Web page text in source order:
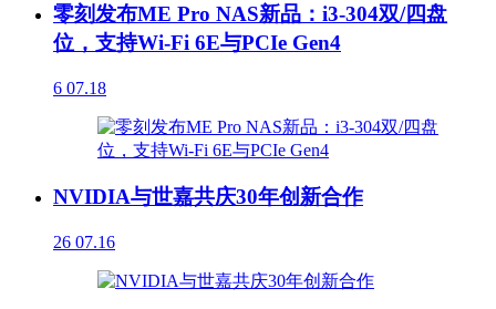
零刻发布ME Pro NAS新品：i3-304双/四盘
位，支持Wi-Fi 6E与PCIe Gen4
6 07.18
NVIDIA与世嘉共庆30年创新合作
26 07.16